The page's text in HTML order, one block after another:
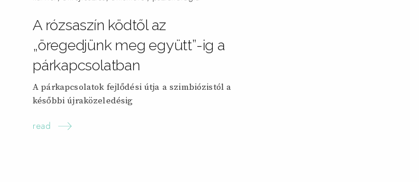
A rózsaszín ködtől az
„öregedjünk meg együtt”-ig a
párkapcsolatban
A párkapcsolatok fejlődési útja a szimbiózistól a
későbbi újraközeledésig
read